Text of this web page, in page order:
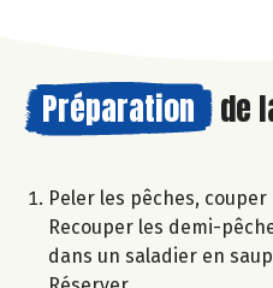
Préparation de
Peler les pêches,
Recouper les demi-
dans un saladier en